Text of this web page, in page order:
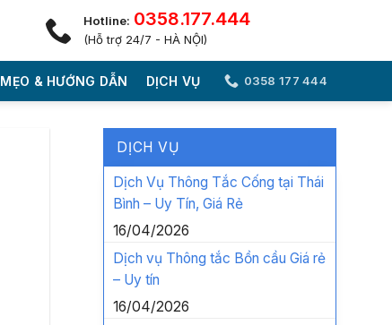
Hotline: 0358.177.444
(Hỗ trợ 24/7 - HÀ NỘI)
MẸO & HƯỚNG DẪN DỊCH VỤ 0358 177 444
DỊCH VỤ
Dịch Vụ Thông Tắc Cống tại Thái
Bình – Uy Tín, Giá Rẻ
16/04/2026
Dịch vụ Thông tắc Bồn cầu Giá rẻ
– Uy tín
16/04/2026